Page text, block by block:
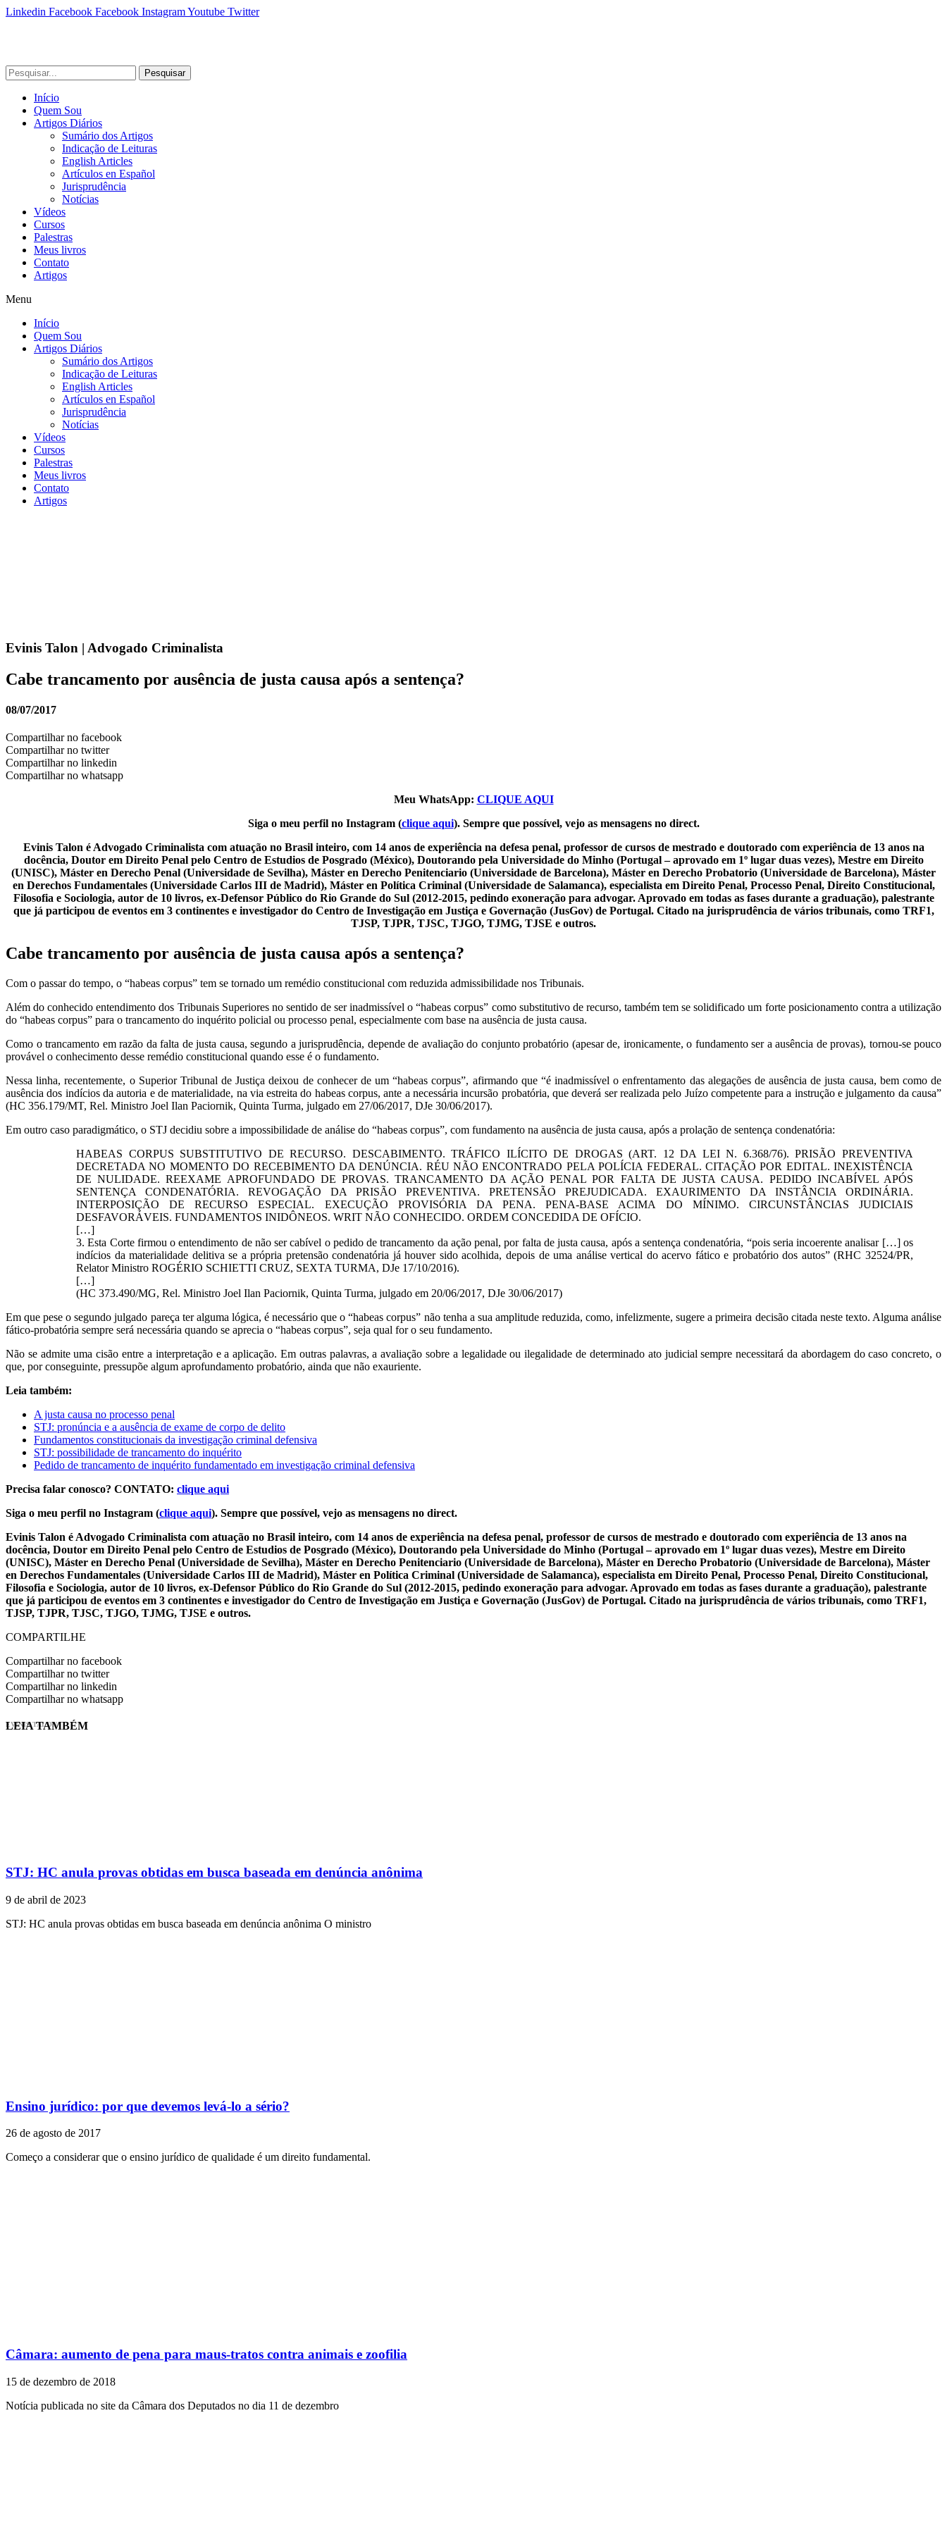
Linkedin Facebook Facebook InstagramYoutube Twitter
Pesquisar
Início
Quem Sou
Artigos Diários
Sumário dos Artigos
Indicação de Leituras
English Articles
Artículos en Español
Jurisprudência
Notícias
Vídeos
Cursos
Palestras
Meus livros
Contato
Artigos
Menu
Início
Quem Sou
Artigos Diários
Sumário dos Artigos
Indicação de Leituras
English Articles
Artículos en Español
Jurisprudência
Notícias
Vídeos
Cursos
Palestras
Meus livros
Contato
Artigos
Evinis Talon | Advogado Criminalista
Cabe trancamento por ausência de justa causa após a sentença?
08/07/2017
Compartilhar no facebook
Compartilhar no twitter
Compartilhar no linkedin
Compartilhar no whatsapp
Meu WhatsApp: CLIQUE AQUI
Siga o meu perfil no Instagram (clique aqui). Sempre que possível, vejo as mensagens no direct.
Evinis Talon é Advogado Criminalista com atuação no Brasil inteiro, com 14 anos de experiência na defesa penal, professor de cursos de mestrado e doutorado com experiência de 13 anos na
docência, Doutor em Direito Penal pelo Centro de Estudios de Posgrado (México), Doutorando pela Universidade do Minho (Portugal – aprovado em 1º lugar duas vezes), Mestre em Direito
(UNISC), Máster en Derecho Penal (Universidade de Sevilha), Máster en Derecho Penitenciario (Universidade de Barcelona), Máster en Derecho Probatorio (Universidade de Barcelona), Máster
en Derechos Fundamentales (Universidade Carlos III de Madrid), Máster en Política Criminal (Universidade de Salamanca), especialista em Direito Penal, Processo Penal, Direito Constitucional,
Filosofia e Sociologia, autor de 10 livros, ex-Defensor Público do Rio Grande do Sul (2012-2015, pedindo exoneração para advogar. Aprovado em todas as fases durante a graduação), palestrante
que já participou de eventos em 3 continentes e investigador do Centro de Investigação em Justiça e Governação (JusGov) de Portugal. Citado na jurisprudência de vários tribunais, como TRF1,
TJSP, TJPR, TJSC, TJGO, TJMG, TJSE e outros.
Cabe trancamento por ausência de justa causa após a sentença?
Com o passar do tempo, o “habeas corpus” tem se tornado um remédio constitucional com reduzida admissibilidade nos Tribunais.
Além do conhecido entendimento dos Tribunais Superiores no sentido de ser inadmissível o “habeas corpus” como substitutivo de recurso, também tem se solidificado um forte posicionamento contra a utilização
do “habeas corpus” para o trancamento do inquérito policial ou processo penal, especialmente com base na ausência de justa causa.
Como o trancamento em razão da falta de justa causa, segundo a jurisprudência, depende de avaliação do conjunto probatório (apesar de, ironicamente, o fundamento ser a ausência de provas), tornou-se pouco
provável o conhecimento desse remédio constitucional quando esse é o fundamento.
Nessa linha, recentemente, o Superior Tribunal de Justiça deixou de conhecer de um “habeas corpus”, afirmando que “é inadmissível o enfrentamento das alegações de ausência de justa causa, bem como de
ausência dos indícios da autoria e de materialidade, na via estreita do habeas corpus, ante a necessária incursão probatória, que deverá ser realizada pelo Juízo competente para a instrução e julgamento da causa”
(HC 356.179/MT, Rel. Ministro Joel Ilan Paciornik, Quinta Turma, julgado em 27/06/2017, DJe 30/06/2017).
Em outro caso paradigmático, o STJ decidiu sobre a impossibilidade de análise do “habeas corpus”, com fundamento na ausência de justa causa, após a prolação de sentença condenatória:
HABEAS CORPUS SUBSTITUTIVO DE RECURSO. DESCABIMENTO. TRÁFICO ILÍCITO DE DROGAS (ART. 12 DA LEI N. 6.368/76). PRISÃO PREVENTIVA
DECRETADA NO MOMENTO DO RECEBIMENTO DA DENÚNCIA. RÉU NÃO ENCONTRADO PELA POLÍCIA FEDERAL. CITAÇÃO POR EDITAL. INEXISTÊNCIA
DE NULIDADE. REEXAME APROFUNDADO DE PROVAS. TRANCAMENTO DA AÇÃO PENAL POR FALTA DE JUSTA CAUSA. PEDIDO INCABÍVEL APÓS
SENTENÇA CONDENATÓRIA. REVOGAÇÃO DA PRISÃO PREVENTIVA. PRETENSÃO PREJUDICADA. EXAURIMENTO DA INSTÂNCIA ORDINÁRIA.
INTERPOSIÇÃO DE RECURSO ESPECIAL. EXECUÇÃO PROVISÓRIA DA PENA. PENA-BASE ACIMA DO MÍNIMO. CIRCUNSTÂNCIAS JUDICIAIS
DESFAVORÁVEIS. FUNDAMENTOS INIDÔNEOS. WRIT NÃO CONHECIDO. ORDEM CONCEDIDA DE OFÍCIO.
[…]
3. Esta Corte firmou o entendimento de não ser cabível o pedido de trancamento da ação penal, por falta de justa causa, após a sentença condenatória, “pois seria incoerente analisar […] os
indícios da materialidade delitiva se a própria pretensão condenatória já houver sido acolhida, depois de uma análise vertical do acervo fático e probatório dos autos” (RHC 32524/PR,
Relator Ministro ROGÉRIO SCHIETTI CRUZ, SEXTA TURMA, DJe 17/10/2016).
[…]
(HC 373.490/MG, Rel. Ministro Joel Ilan Paciornik, Quinta Turma, julgado em 20/06/2017, DJe 30/06/2017)
Em que pese o segundo julgado pareça ter alguma lógica, é necessário que o “habeas corpus” não tenha a sua amplitude reduzida, como, infelizmente, sugere a primeira decisão citada neste texto. Alguma análise
fático-probatória sempre será necessária quando se aprecia o “habeas corpus”, seja qual for o seu fundamento.
Não se admite uma cisão entre a interpretação e a aplicação. Em outras palavras, a avaliação sobre a legalidade ou ilegalidade de determinado ato judicial sempre necessitará da abordagem do caso concreto, o
que, por conseguinte, pressupõe algum aprofundamento probatório, ainda que não exauriente.
Leia também:
A justa causa no processo penal
STJ: pronúncia e a ausência de exame de corpo de delito
Fundamentos constitucionais da investigação criminal defensiva
STJ: possibilidade de trancamento do inquérito
Pedido de trancamento de inquérito fundamentado em investigação criminal defensiva
Precisa falar conosco? CONTATO: clique aqui
Siga o meu perfil no Instagram (clique aqui). Sempre que possível, vejo as mensagens no direct.
Evinis Talon é Advogado Criminalista com atuação no Brasil inteiro, com 14 anos de experiência na defesa penal, professor de cursos de mestrado e doutorado com experiência de 13 anos na
docência, Doutor em Direito Penal pelo Centro de Estudios de Posgrado (México), Doutorando pela Universidade do Minho (Portugal – aprovado em 1º lugar duas vezes), Mestre em Direito
(UNISC), Máster en Derecho Penal (Universidade de Sevilha), Máster en Derecho Penitenciario (Universidade de Barcelona), Máster en Derecho Probatorio (Universidade de Barcelona), Máster
en Derechos Fundamentales (Universidade Carlos III de Madrid), Máster en Política Criminal (Universidade de Salamanca), especialista em Direito Penal, Processo Penal, Direito Constitucional,
Filosofia e Sociologia, autor de 10 livros, ex-Defensor Público do Rio Grande do Sul (2012-2015, pedindo exoneração para advogar. Aprovado em todas as fases durante a graduação), palestrante
que já participou de eventos em 3 continentes e investigador do Centro de Investigação em Justiça e Governação (JusGov) de Portugal. Citado na jurisprudência de vários tribunais, como TRF1,
TJSP, TJPR, TJSC, TJGO, TJMG, TJSE e outros.
COMPARTILHE
Compartilhar no facebook
Compartilhar no twitter
Compartilhar no linkedin
Compartilhar no whatsapp
EVINIS TALON
LEIA TAMBÉM
STJ: HC anula provas obtidas em busca baseada em denúncia anônima
9 de abril de 2023
STJ: HC anula provas obtidas em busca baseada em denúncia anônima O ministro
Ensino jurídico: por que devemos levá-lo a sério?
26 de agosto de 2017
Começo a considerar que o ensino jurídico de qualidade é um direito fundamental.
Câmara: aumento de pena para maus-tratos contra animais e zoofilia
15 de dezembro de 2018
Notícia publicada no site da Câmara dos Deputados no dia 11 de dezembro